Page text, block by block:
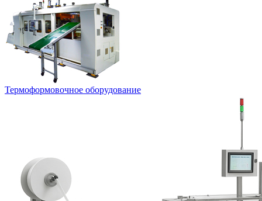
Термоформовочное оборудование